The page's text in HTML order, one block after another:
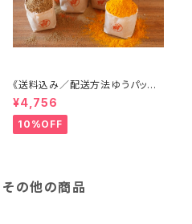
《送料込み／配送方法ゆうパック
指定》専門店のレシピつきスパイ
スセット
¥4,756
10%OFF
その他の商品